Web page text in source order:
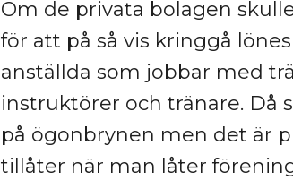
Om de privata bolagen
för att på så vis kringgå
anställda som jobbar med
instruktörer och tränare. Då
på ögonbrynen men det är
tillåter när man låter